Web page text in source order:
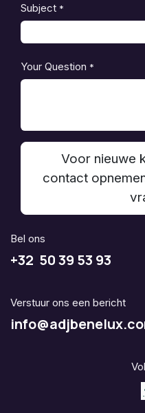
Subject *
Your Question *
Voor nieuwe
contact
Bel ons
+32 50 39 53 93
Verstuur ons een bericht